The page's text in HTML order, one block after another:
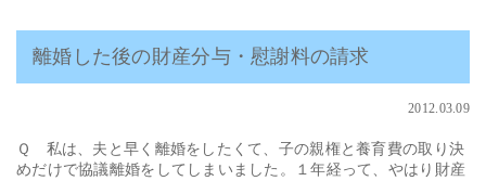
離婚した後の財産分与・慰謝料の請求
2012.03.09
Ｑ 私は、夫と早く離婚をしたくて、子の親権と養育費の取り決
めだけで協議離婚をしてしまいました。１年経って、やはり財産